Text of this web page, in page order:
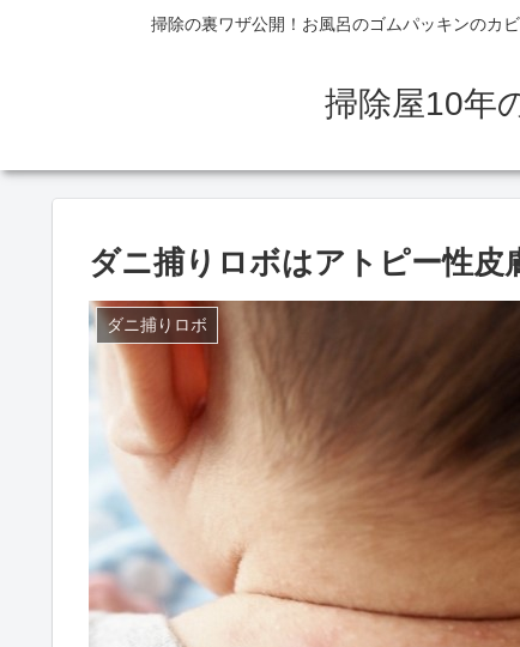
掃除の裏ワザ公開！お風呂のゴムパッキンのカ
掃除屋10年
ダニ捕りロボはアトピー性皮
ダニ捕りロボ